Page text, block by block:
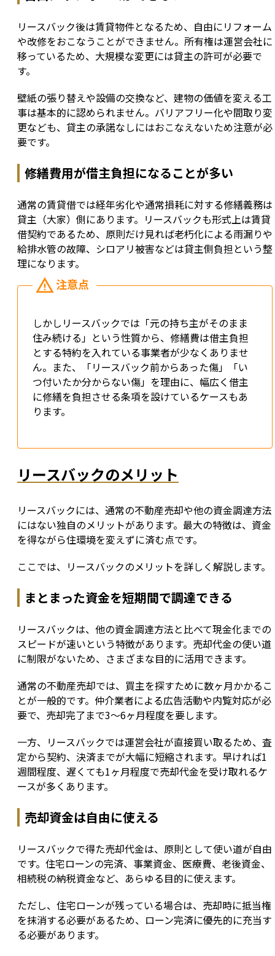
リースバック後は賃貸物件となるため、自由にリフォーム
や改修をおこなうことができません。所有権は運営会社に
移っているため、大規模な変更には貸主の許可が必要で
す。
壁紙の張り替えや設備の交換など、建物の価値を変える工
事は基本的に認められません。バリアフリー化や間取り変
更なども、貸主の承諾なしにはおこなえないため注意が必
要です。
修繕費用が借主負担になることが多い
通常の賃貸借では経年劣化や通常損耗に対する修繕義務は
貸主（大家）側にあります。リースバックも形式上は賃貸
借契約であるため、原則だけ見れば老朽化による雨漏りや
給排水管の故障、シロアリ被害などは貸主側負担という整
理になります。
しかしリースバックでは「元の持ち主がそのまま
住み続ける」という性質から、修繕費は借主負担
とする特約を入れている事業者が少なくありませ
ん。また、「リースバック前からあった傷」「い
つ付いたか分からない傷」を理由に、幅広く借主
に修繕を負担させる条項を設けているケースもあ
ります。
リースバックのメリット
リースバックには、通常の不動産売却や他の資金調達方法
にはない独自のメリットがあります。最大の特徴は、資金
を得ながら住環境を変えずに済む点です。
ここでは、リースバックのメリットを詳しく解説します。
まとまった資金を短期間で調達できる
リースバックは、他の資金調達方法と比べて現金化までの
スピードが速いという特徴があります。売却代金の使い道
に制限がないため、さまざまな目的に活用できます。
通常の不動産売却では、買主を探すために数ヶ月かかるこ
とが一般的です。仲介業者による広告活動や内覧対応が必
要で、売却完了まで3〜6ヶ月程度を要します。
一方、リースバックでは運営会社が直接買い取るため、査
定から契約、決済までが大幅に短縮されます。早ければ1
週間程度、遅くても1ヶ月程度で売却代金を受け取れるケ
ースが多くあります。
売却資金は自由に使える
リースバックで得た売却代金は、原則として使い道が自由
です。住宅ローンの完済、事業資金、医療費、老後資金、
相続税の納税資金など、あらゆる目的に使えます。
ただし、住宅ローンが残っている場合は、売却時に抵当権
を抹消する必要があるため、ローン完済に優先的に充当す
る必要があります。